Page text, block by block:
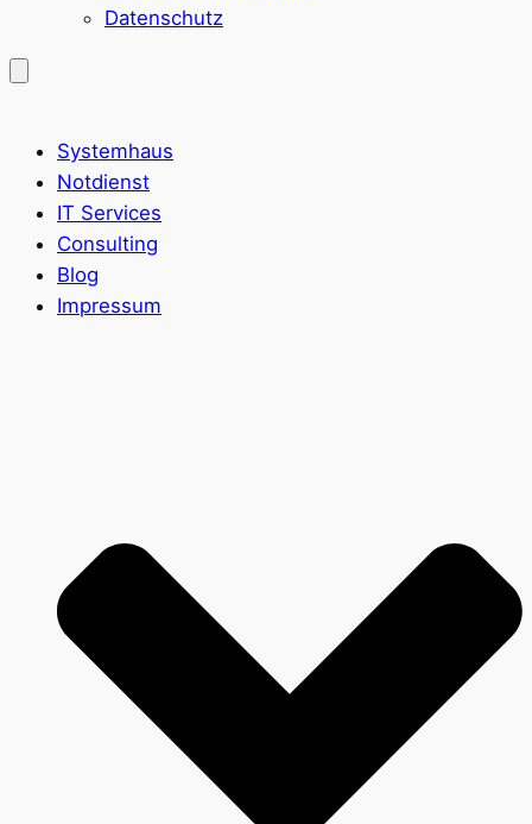
Datenschutz
Systemhaus
Notdienst
IT Services
Consulting
Blog
Impressum